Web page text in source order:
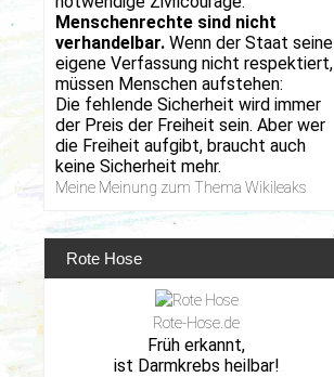
Menschenrechte sind nicht
verhandelbar. Wenn der Staat seine
eigene Verfassung nicht respektiert,
müssen Menschen aufstehen:
Die fehlende Sicherheit wird immer
der Preis der Freiheit sein. Aber wer
die Freiheit aufgibt, braucht auch
keine Sicherheit mehr.
Meine Meinung zum Thema Wikileaks
Rote Hose
Rote-Hose.de
Früh erkannt,
ist Darmkrebs heilbar!